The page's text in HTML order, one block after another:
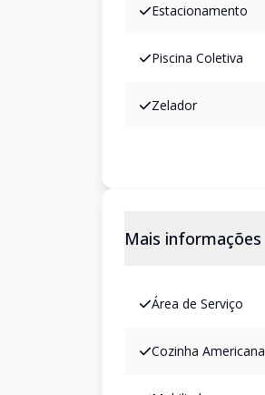
Estacionamento
Piscina Coletiva
Zelador
Mais informações
Área de Serviço
Cozinha Americana